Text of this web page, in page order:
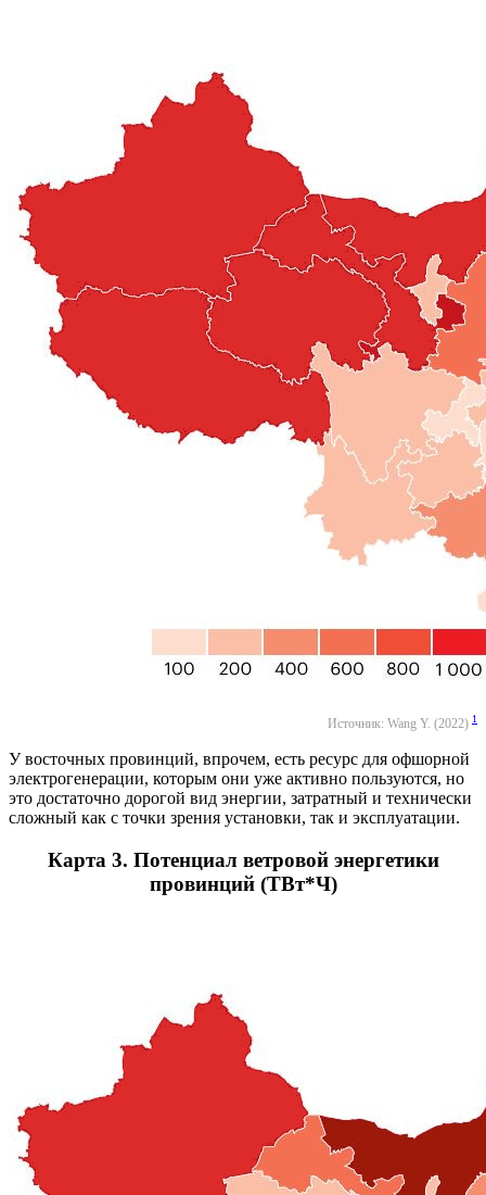
Источник: Wang Y. (2022) 1
У восточных провинций, впрочем, есть ресурс для офшорной
электрогенерации, которым они уже активно пользуются, но
это достаточно дорогой вид энергии, затратный и технически
сложный как с точки зрения установки, так и эксплуатации.
Карта 3. Потенциал ветровой энергетики
провинций (ТВт*Ч)